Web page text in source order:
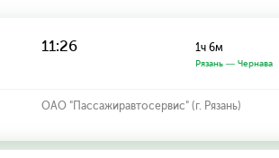
11:26 1ч 6м
Рязань — Чернава
ОАО "Пассажиравтосервис" (г. Рязань)